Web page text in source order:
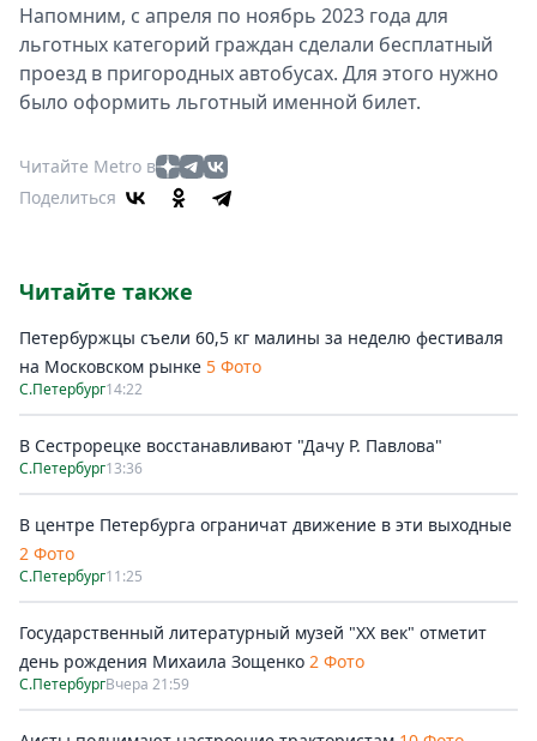
Напомним, с апреля по ноябрь 2023 года для
льготных категорий граждан сделали бесплатный
проезд в пригородных автобусах. Для этого нужно
было оформить льготный именной билет.
Читайте Metro в
Поделиться
Читайте также
Петербуржцы съели 60,5 кг малины за неделю фестиваля
на Московском рынке 5 Фото
С.Петербург14:22
В Сестрорецке восстанавливают "Дачу Р. Павлова"
С.Петербург13:36
В центре Петербурга ограничат движение в эти выходные
2 Фото
С.Петербург11:25
Государственный литературный музей "ХХ век" отметит
день рождения Михаила Зощенко 2 Фото
С.ПетербургВчера 21:59